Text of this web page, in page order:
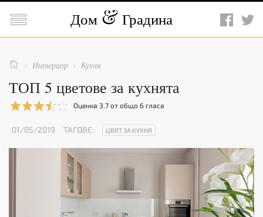
 Дом Градина
  Интериор  Кухня
ТОП 5 цветове за кухнята
Оценка 3.7 от общо 6 гласа
01/05/2019 ТАГОВЕ: ЦВЯТ ЗА КУХНЯ